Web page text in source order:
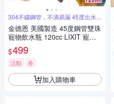
304不鏽鋼管，不滴易漏 45度出水設
金德恩 美國製造 45度鋼管雙珠
寵物飲水瓶 120cc LIXIT 寵物
飲水瓶 寵物飲水器 寵物餵食器
飲水瓶
$499
活動 券
加入購物車